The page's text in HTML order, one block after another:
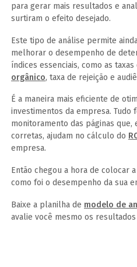
para gerar mais resultados e
surtiram o efeito desejado.
Este tipo de análise permite
melhorar o desempenho de
índices essenciais, como as
orgânico, taxa de rejeição e
É a maneira mais eficiente de
investimentos da empresa. Tudo
monitoramento das páginas que,
corretas, ajudam no cálculo do
empresa.
Então chegou a hora de colocar
como foi o desempenho da sua
Baixe a planilha de modelo de
avalie você mesmo os